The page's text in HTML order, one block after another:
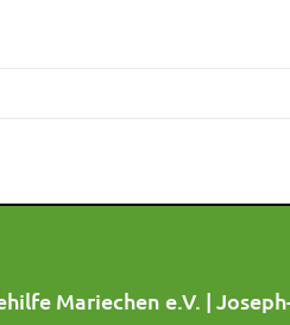
vermuten suchen wir für Joey
Mariechen e.V. |